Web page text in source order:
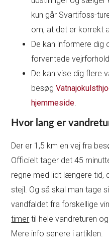
kun går Svartifoss-
om, at det er korrekt
De kan informere dig
forventede
De kan vise dig flere
besøg
hjemmeside.
Hvor lang er
Der er 1,5 km en vej fra
Officielt tager det 45
regne med lidt længere tid,
stejl. Og så skal man tage
vandfaldet fra forskellige
timer til hele vandreturen
Mere info senere i artiklen.